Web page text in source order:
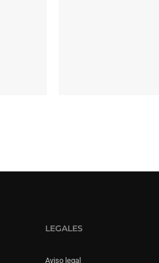
LEGALES
Aviso legal